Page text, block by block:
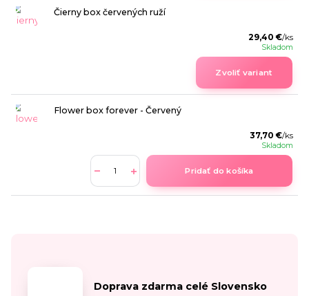
Čierny box červených ruží
29,40 €/ks
Skladom
Zvoliť variant
Flower box forever - Červený
37,70 €/ks
Skladom
Pridať do košíka
Doprava zdarma celé Slovensko